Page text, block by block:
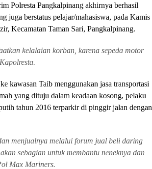
Polresta Pangkalpinang akhirnya berhasil
juga berstatus pelajar/mahasiswa, pada Kamis
Kecamatan Taman Sari, Pangkalpinang.
kelalaian korban, karena sepeda motor
kawasan Taib menggunakan jasa transportasi
yang dituju dalam keadaan kosong, pelaku
tahun 2016 terparkir di pinggir jalan dengan
menjualnya melalui forum jual beli daring
sebagian untuk membantu neneknya dan
Max Mariners.